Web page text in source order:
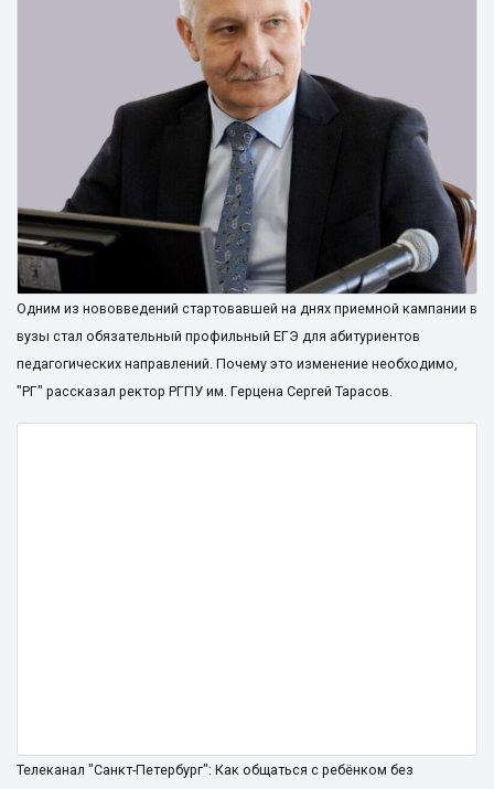
Одним из нововведений стартовавшей на днях приемной кампании в
вузы стал обязательный профильный ЕГЭ для абитуриентов
педагогических направлений. Почему это изменение необходимо,
"РГ" рассказал ректор РГПУ им. Герцена Сергей Тарасов.
Телеканал "Санкт-Петербург": Как общаться с ребёнком без